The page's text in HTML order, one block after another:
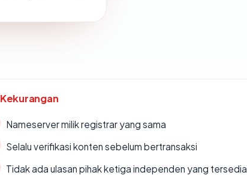
Kekurangan
Nameserver milik registrar yang sama
Selalu verifikasi konten sebelum bertransaksi
Tidak ada ulasan pihak ketiga independen yang tersedia